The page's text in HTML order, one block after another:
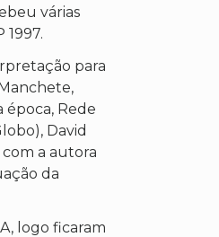
várias
1997.
para
época, Rede
David
a autora
da
logo ficaram